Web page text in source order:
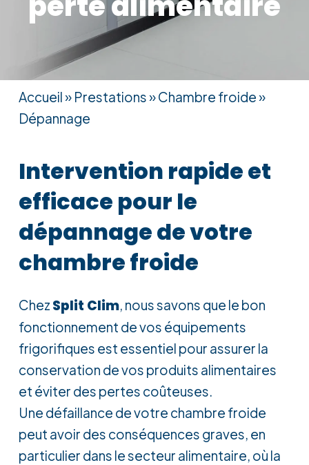
Accueil» Prestations»Chambre froide»
Dépannage
Intervention rapideet
efficace pour le
dépannagedevotre
chambrefroide
Chez Split Clim, nous savons que le bon
fonctionnement de vos équipements
frigorifiques est essentiel pour assurer la
conservation de vos produits alimentaires
et éviter des pertes coûteuses.
Une défaillance de votre chambre froide
peut avoir des conséquences graves, en
particulier dans le secteur alimentaire, où la